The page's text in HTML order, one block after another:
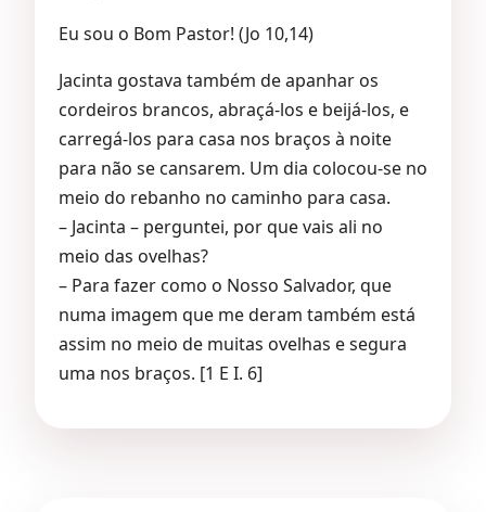
Eu sou o Bom Pastor! (Jo 10,14)
Jacinta gostava também de apanhar os
cordeiros brancos, abraçá-los e beijá-los, e
carregá-los para casa nos braços à noite
para não se cansarem. Um dia colocou-se no
meio do rebanho no caminho para casa.
– Jacinta – perguntei, por que vais ali no
meio das ovelhas?
– Para fazer como o Nosso Salvador, que
numa imagem que me deram também está
assim no meio de muitas ovelhas e segura
uma nos braços. [1 E I. 6]